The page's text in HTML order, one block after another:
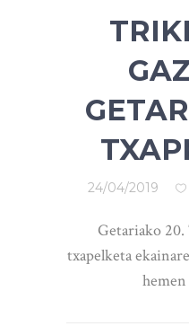
24/04/2019
Getariako
txapelketa